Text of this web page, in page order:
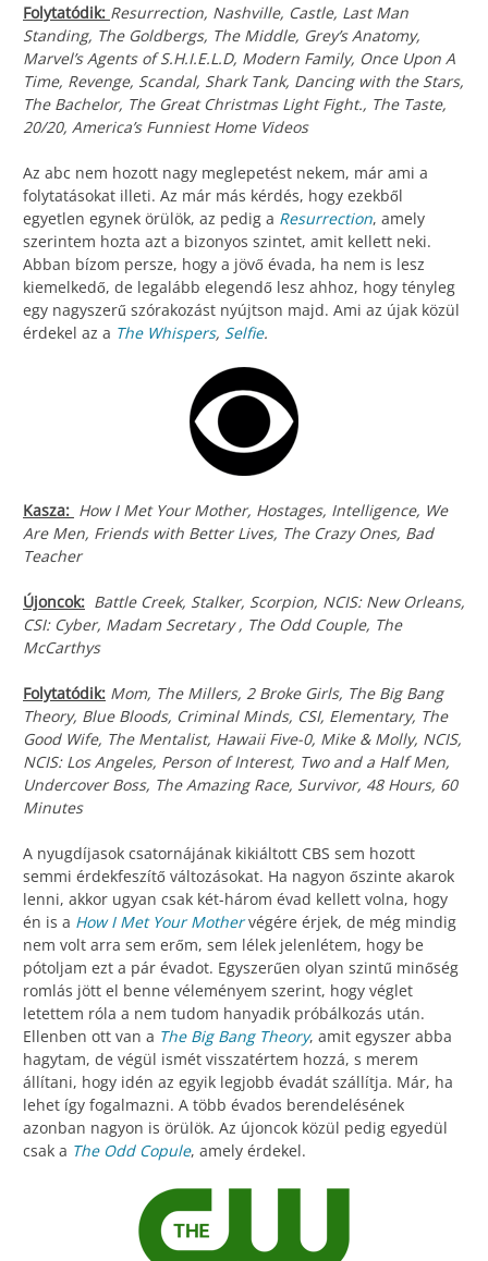
Folytatódik: Resurrection, Nashville, Castle, Last Man
Standing, The Goldbergs, The Middle, Grey’s Anatomy,
Marvel’s Agents of S.H.I.E.L.D, Modern Family, Once Upon A
Time, Revenge, Scandal, Shark Tank, Dancing with the Stars,
The Bachelor, The Great Christmas Light Fight., The Taste,
20/20, America’s Funniest Home Videos
Az abc nem hozott nagy meglepetést nekem, már ami a
folytatásokat illeti. Az már más kérdés, hogy ezekből
egyetlen egynek örülök, az pedig a Resurrection, amely
szerintem hozta azt a bizonyos szintet, amit kellett neki.
Abban bízom persze, hogy a jövő évada, ha nem is lesz
kiemelkedő, de legalább elegendő lesz ahhoz, hogy tényleg
egy nagyszerű szórakozást nyújtson majd. Ami az újak közül
érdekel az a The Whispers, Selfie.
Kasza: How I Met Your Mother, Hostages, Intelligence, We
Are Men, Friends with Better Lives, The Crazy Ones, Bad
Teacher
Újoncok: Battle Creek, Stalker, Scorpion, NCIS: New Orleans,
CSI: Cyber, Madam Secretary , The Odd Couple, The
McCarthys
Folytatódik: Mom, The Millers, 2 Broke Girls, The Big Bang
Theory, Blue Bloods, Criminal Minds, CSI, Elementary, The
Good Wife, The Mentalist, Hawaii Five-0, Mike & Molly, NCIS,
NCIS: Los Angeles, Person of Interest, Two and a Half Men,
Undercover Boss, The Amazing Race, Survivor, 48 Hours, 60
Minutes
A nyugdíjasok csatornájának kikiáltott CBS sem hozott
semmi érdekfeszítő változásokat. Ha nagyon őszinte akarok
lenni, akkor ugyan csak két-három évad kellett volna, hogy
én is a How I Met Your Mothervégére érjek, de még mindig
nem volt arra sem erőm, sem lélek jelenlétem, hogy be
pótoljam ezt a pár évadot. Egyszerűen olyan szintű minőség
romlás jött el benne véleményem szerint, hogy véglet
letettem róla a nem tudom hanyadik próbálkozás után.
Ellenben ott van a The Big Bang Theory, amit egyszer abba
hagytam, de végül ismét visszatértem hozzá, s merem
állítani, hogy idén az egyik legjobb évadát szállítja. Már, ha
lehet így fogalmazni. A több évados berendelésének
azonban nagyon is örülök. Az újoncok közül pedig egyedül
csak a The Odd Copule, amely érdekel.